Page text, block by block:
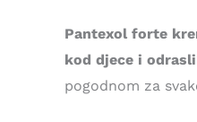
Pantexol forte
kod djece i
pogodnom za